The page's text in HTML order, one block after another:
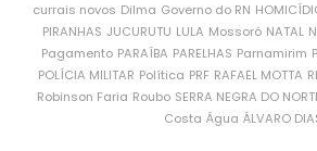
currais novos Dilma Governo do RN
PIRANHAS JUCURUTU LULA Mossoró NATAL
Pagamento PARAÍBA PARELHAS Parnamirim
POLÍCIA MILITAR Política PRF RAFAEL MOTTA
Robinson Faria Roubo SERRA NEGRA DO
Costa Água ÁLVARO